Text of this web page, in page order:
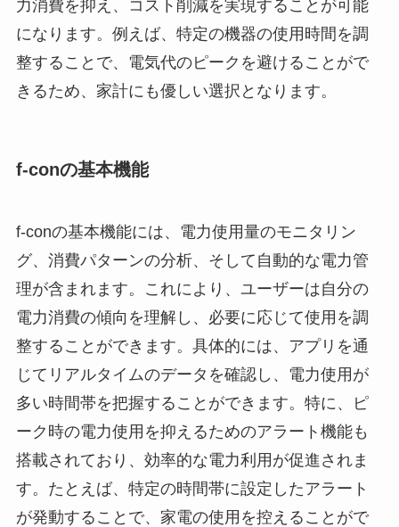
力消費を抑え、コスト削減を実現することが可能
になります。例えば、特定の機器の使用時間を調
整することで、電気代のピークを避けることがで
きるため、家計にも優しい選択となります。
f-conの基本機能
f-conの基本機能には、電力使用量のモニタリン
グ、消費パターンの分析、そして自動的な電力管
理が含まれます。これにより、ユーザーは自分の
電力消費の傾向を理解し、必要に応じて使用を調
整することができます。具体的には、アプリを通
じてリアルタイムのデータを確認し、電力使用が
多い時間帯を把握することができます。特に、ピ
ーク時の電力使用を抑えるためのアラート機能も
搭載されており、効率的な電力利用が促進されま
す。たとえば、特定の時間帯に設定したアラート
が発動することで、家電の使用を控えることがで